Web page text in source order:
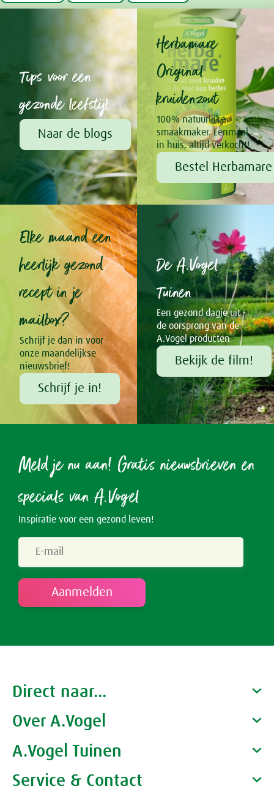
Tips voor een
gezonde leefstijl
Naar de blogs
Herbamare
Original
kruidenzout
100% natuurlijke
smaakmaker. Eenmaal
in huis, altijd verkocht!
Bestel
Elke maand een
heerlijk gezond
recept in je
mailbox?
Schrijf je dan in voor
onze maandelijkse
nieuwsbrief!
Schrijf je in!
De A.Vogel
Tuinen
Een gezond dagje uit -
de oorsprong van de
A.Vogel producten
Bekijk de film!
Meld je nu aan! Gratis nieuwsbrieven en
specials van A.Vogel
Inspiratie voor een gezond leven!
Direct naar...
Producten
Gezondheidscoaches
Over A.Vogel
Alfred Vogel
Waarom A.Vogel kiezen
A.Vogel Tuinen
Over A.Vogel tuinen
Service & Contact